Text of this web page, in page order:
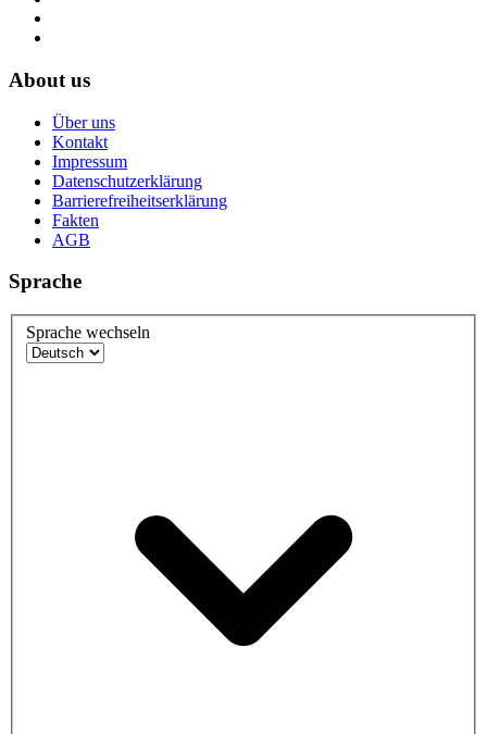
About us
Über uns
Kontakt
Impressum
Datenschutzerklärung
Barrierefreiheitserklärung
Fakten
AGB
Sprache
Sprache wechseln